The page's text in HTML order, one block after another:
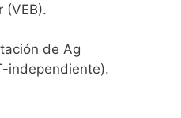
(VEB).
de Ag
independiente).